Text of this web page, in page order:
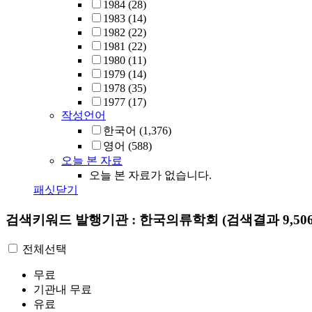
1984 (28)
1983 (14)
1982 (22)
1981 (22)
1980 (11)
1979 (14)
1978 (35)
1977 (17)
작성언어
한국어 (1,376)
영어 (588)
오늘 본 자료
오늘 본 자료가 없습니다.
패싯닫기
검색키워드 발행기관 : 한국의류학회 (검색결과
전체선택
무료
기관내 무료
유료